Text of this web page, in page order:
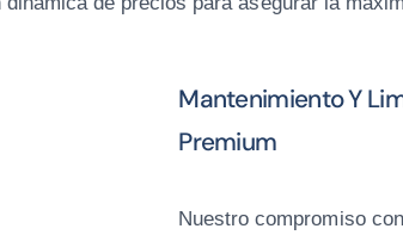
Mantenimiento Y
Premium
Nuestro compromiso